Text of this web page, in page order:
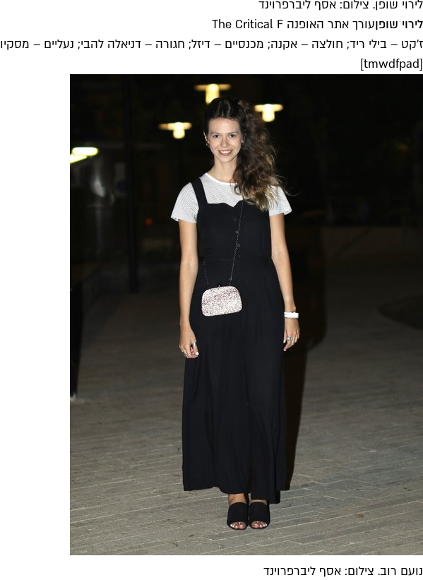
לירוי שופן. צילום: אסף ליברפרוינד
לירוי שופןעורך אתר האופנה The Critical F
ז'קט – בילי ריד; חולצה – אקנה; מכנסיים – דיזל; חגורה – דניאלה להבי; נעליים – מסקיו
[tmwdfpad]
נועם רוב. צילום: אסף ליברפרוינד